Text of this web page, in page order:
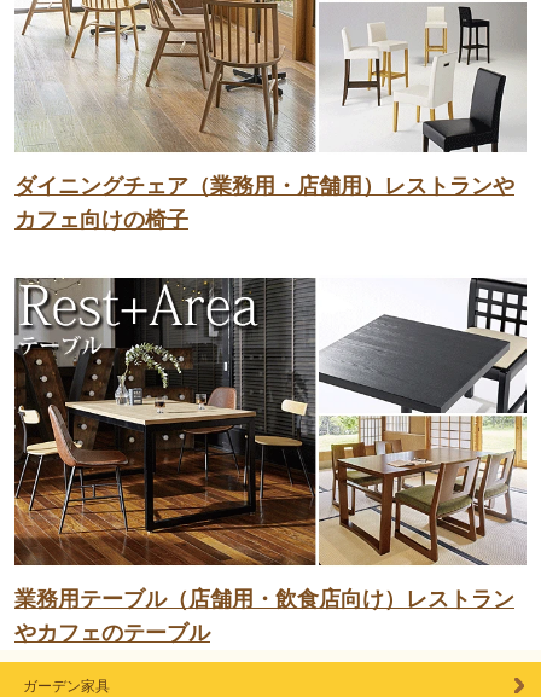
ダイニングチェア（業務用・店舗用）レストランや
カフェ向けの椅子
業務用テーブル（店舗用・飲食店向け）レストラン
やカフェのテーブル
ガーデン家具